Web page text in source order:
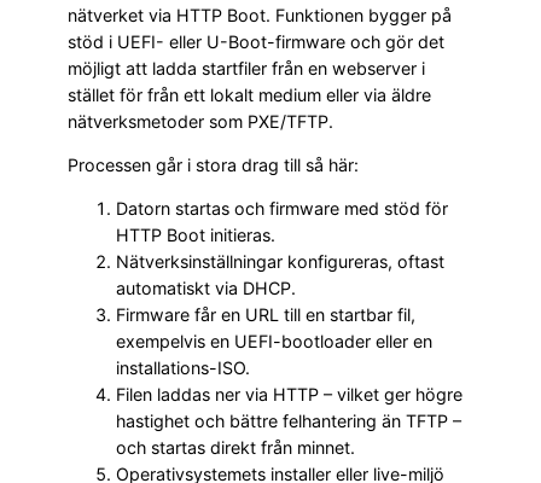
nätverket via HTTP Boot. Funktionen bygger på
stöd i UEFI- eller U-Boot-firmware och gör det
möjligt att ladda startfiler från en webserver i
stället för från ett lokalt medium eller via äldre
nätverksmetoder som PXE/TFTP.
Processen går i stora drag till så här:
Datorn startas och firmware med stöd för
HTTP Boot initieras.
Nätverksinställningar konfigureras, oftast
automatiskt via DHCP.
Firmware får en URL till en startbar fil,
exempelvis en UEFI-bootloader eller en
installations-ISO.
Filen laddas ner via HTTP – vilket ger högre
hastighet och bättre felhantering än TFTP –
och startas direkt från minnet.
Operativsystemets installer eller live-miljö